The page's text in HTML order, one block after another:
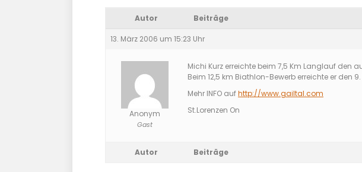
Autor Beiträge
13. März 2006 um 15:23 Uhr
Anonym
Gast
Michi Kurz erreichte beim 7,5 Km Langlauf den
Beim 12,5 km Biathlon-Bewerb erreichte er den
Mehr INFO aufhttp://www.gailtal.com
St.Lorenzen On
Autor Beiträge